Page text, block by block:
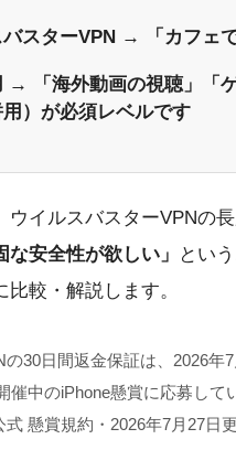
バスターVPN → 「カフェ
→ 「海外動画の視聴」「
）が必須レベルです
ウイルスバスターVPNの
安全性が欲しい」
とい
較・解説します。
30日間返金保証は、2026年
催中のiPhone懸賞に応募し
懸賞規約・2026年7月27日更